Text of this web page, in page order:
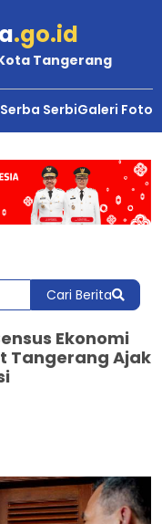
.go.id
Tangerang
Serba SerbiGaleri Foto
Cari Berita
Ekonomi
Tangerang Ajak